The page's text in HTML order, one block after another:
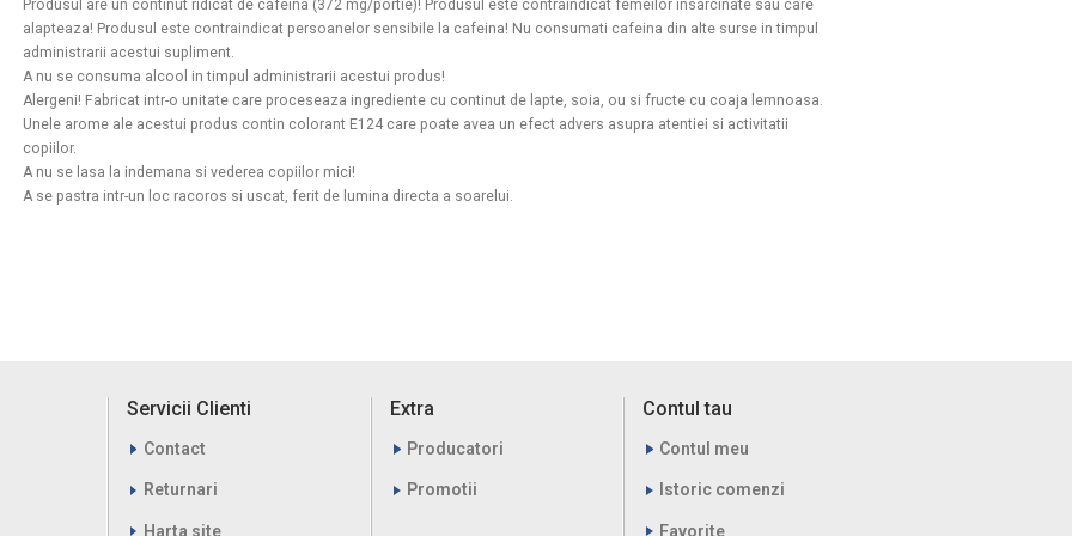
Produsul are un continut ridicat de cafeina (372 mg/portie)! Produsul este contraindicat femeilor insarcinate sau care
alapteaza! Produsul este contraindicat persoanelor sensibile la cafeina! Nu consumati cafeina din alte surse in timpul
administrarii acestui supliment.
A nu se consuma alcool in timpul administrarii acestui produs!
Alergeni! Fabricat intr-o unitate care proceseaza ingrediente cu continut de lapte, soia, ou si fructe cu coaja lemnoasa.
Unele arome ale acestui produs contin colorant E124 care poate avea un efect advers asupra atentiei si activitatii
copiilor.
A nu se lasa la indemana si vederea copiilor mici!
A se pastra intr-un loc racoros si uscat, ferit de lumina directa a soarelui.
Servicii Clienti
Contact
Returnari
Harta site
Extra
Producatori
Promotii
Contul tau
Contul meu
Istoric comenzi
Favorite